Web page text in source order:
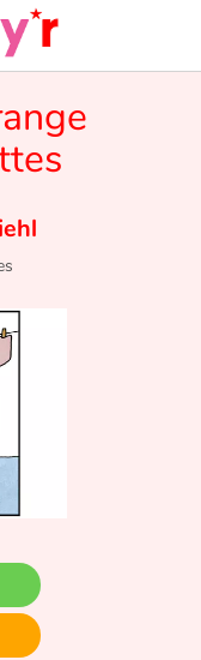
and dragons